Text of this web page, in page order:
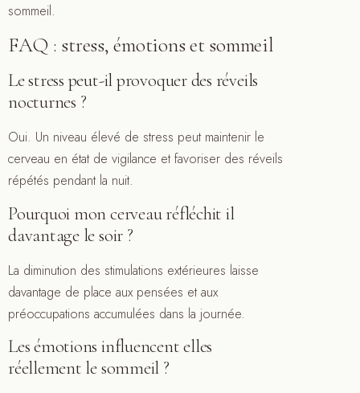
sommeil.
FAQ : stress, émotions et sommeil
Le stress peut-il provoquer des réveils
nocturnes ?
Oui. Un niveau élevé de stress peut maintenir le
cerveau en état de vigilance et favoriser des réveils
répétés pendant la nuit.
Pourquoi mon cerveau réfléchit il
davantage le soir ?
La diminution des stimulations extérieures laisse
davantage de place aux pensées et aux
préoccupations accumulées dans la journée.
Les émotions influencent elles
réellement le sommeil ?